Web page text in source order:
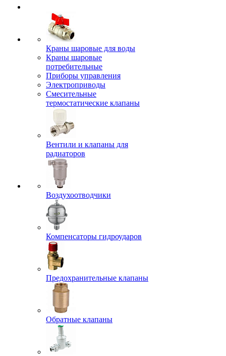
Краны шаровые для воды
Краны шаровые
потребительные
Приборы управления
Электроприводы
Смесительные
термостатические клапаны
Вентили и клапаны для
радиаторов
Воздухоотводчики
Компенсаторы гидроударов
Предохранительные клапаны
Обратные клапаны